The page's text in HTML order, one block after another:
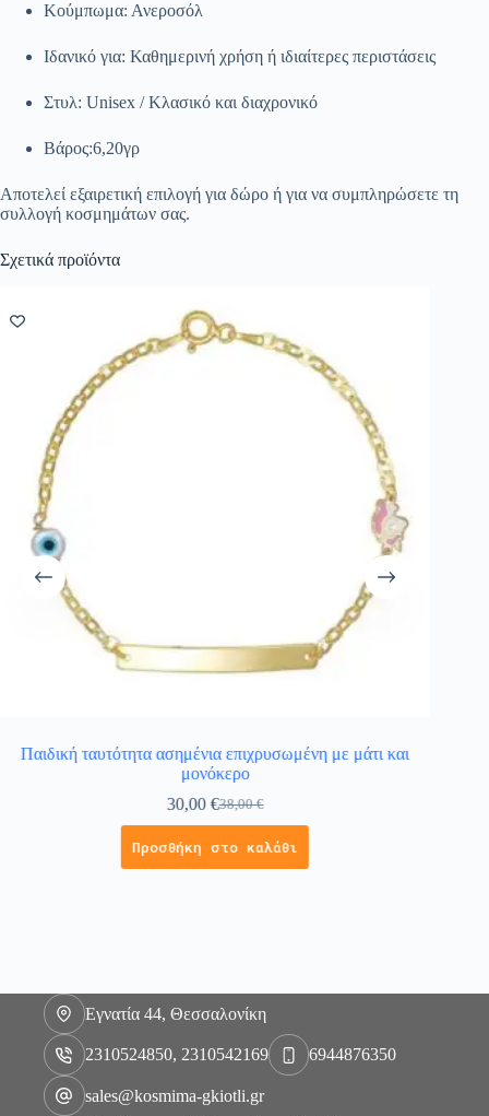
Κούμπωμα: Ανεροσόλ
Ιδανικό για: Καθημερινή χρήση ή ιδιαίτερες περιστάσεις
Στυλ: Unisex / Κλασικό και διαχρονικό
Βάρος:6,20γρ
Αποτελεί εξαιρετική επιλογή για δώρο ή για να συμπληρώσετε τη
συλλογή κοσμημάτων σας.
Σχετικά προϊόντα
Παιδική ταυτότητα ασημένια επιχρυσωμένη με μάτι και
μονόκερο
38,00€
30,00 €
Προσθήκη στο καλάθι
Εγνατία 44, Θεσσαλονίκη
2310524850, 2310542169 6944876350
sales@kosmima-gkiotli.gr